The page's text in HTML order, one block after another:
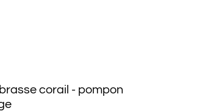
corail - pompon